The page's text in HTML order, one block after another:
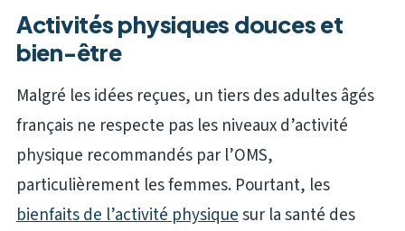
Activités physiques douces et
bien-être
Malgré les idées reçues, un tiers des adultes âgés
français ne respecte pas les niveaux d’activité
physique recommandés par l’OMS,
particulièrement les femmes. Pourtant, les
bienfaits de l’activité physiquesur la santé des